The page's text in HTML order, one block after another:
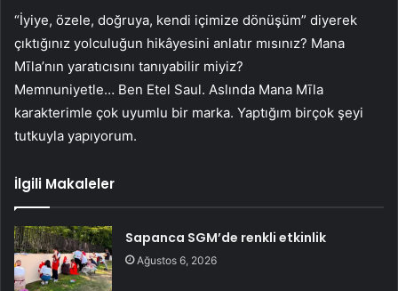
“İyiye, özele, doğruya, kendi içimize dönüşüm” diyerek
çıktığınız yolculuğun hikâyesini anlatır mısınız? Mana
Mīla’nın yaratıcısını tanıyabilir miyiz?
Memnuniyetle… Ben Etel Saul. Aslında Mana Mīla
karakterimle çok uyumlu bir marka. Yaptığım birçok şeyi
tutkuyla yapıyorum.
İlgili Makaleler
Sapanca SGM’de renkli etkinlik
Ağustos 6, 2026